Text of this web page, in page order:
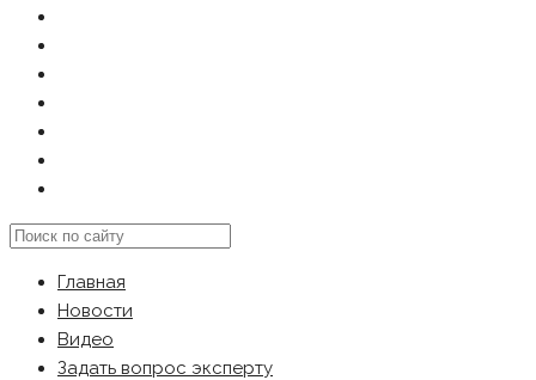
Search
websiteГлавная
Новости
Видео
Задать вопрос эксперту